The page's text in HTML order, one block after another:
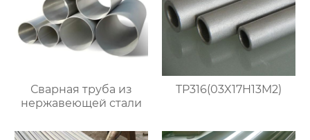
Сварная труба из
нержавеющей стали
TP316(03X17H13M2)